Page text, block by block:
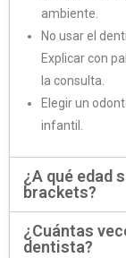
ambiente.
No usar el
Explicar con
la consulta.
Elegir un
infantil.
¿A qué edad
brackets?
¿Cuántas
dentista?